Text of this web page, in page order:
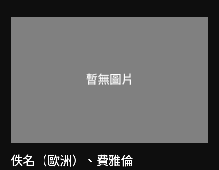
佚名（歐洲） 、 費雅倫